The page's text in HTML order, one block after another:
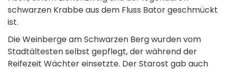
schwarzen Krabbe aus dem Fluss Bator geschmückt
ist.
Die Weinberge am Schwarzen Berg wurden vom
Stadtältesten selbst gepflegt, der während der
Reifezeit Wächter einsetzte. Der Starost gab auch